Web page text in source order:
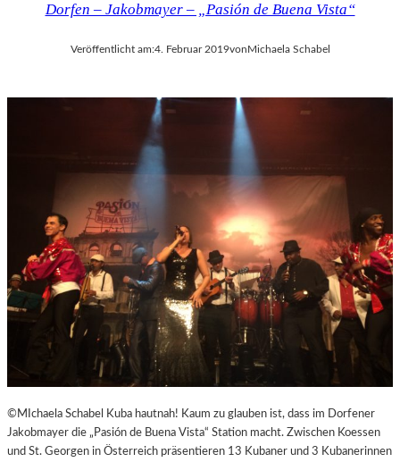
K
N
W
E
R
Dorfen – Jakobmayer – „Pasión de Buena Vista“
Veröffentlicht am:4. Februar 2019vonMichaela Schabel
©MIchaela Schabel Kuba hautnah! Kaum zu glauben ist, dass im Dorfener
Jakobmayer die „Pasión de Buena Vista“ Station macht. Zwischen Koessen
und St. Georgen in Österreich präsentieren 13 Kubaner und 3 Kubanerinnen